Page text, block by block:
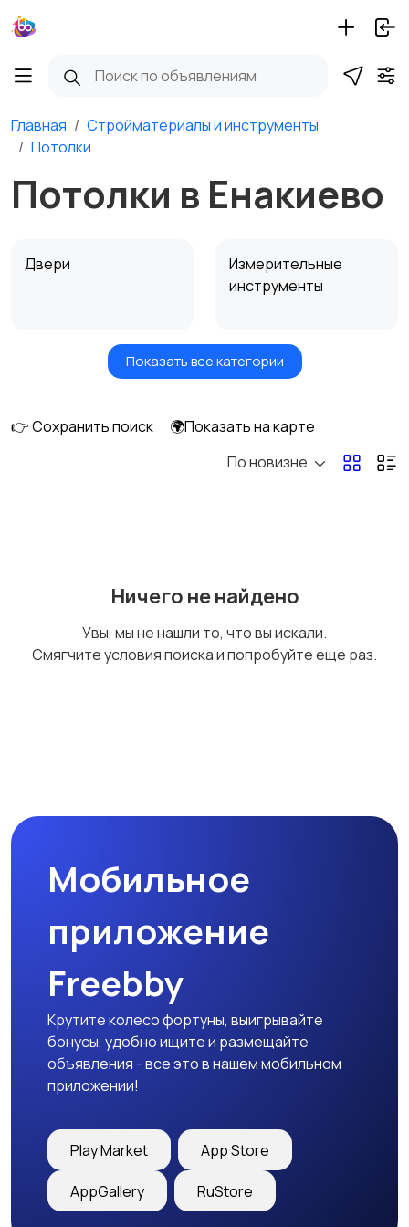
Главная
Стройматериалы и инструменты
Потолки
Потолки в Енакиево
Двери
Измерительные
инструменты
Отопление и
Ручные инструменты
водоснабжение
Показать все категории
👉 Сохранить поиск
🌍Показать на карте
По новизне
Ничего не найдено
Увы, мы не нашли то, что вы искали.
Смягчите условия поиска и попробуйте еще раз.
Мобильное
приложение
Freebby
Крутите колесо фортуны, выигрывайте
бонусы, удобно ищите и размещайте
объявления - все это в нашем мобильном
приложении!
Play Market App Store
AppGallery RuStore